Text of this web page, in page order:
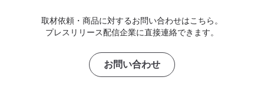
取材依頼・商品に対するお問い合わせはこちら。
プレスリリース配信企業に直接連絡できます。
お問い合わせ